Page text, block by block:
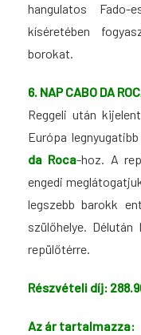
hangulatos Fado-
kíséretében
borokat.
6. NAP CABO DA
Reggeli után
Európa
da Roca-hoz. A
engedi
legszebb barokk
szülőhelye.
repülőtérre.
Részvételi díj:
Az ár tartalmazza: